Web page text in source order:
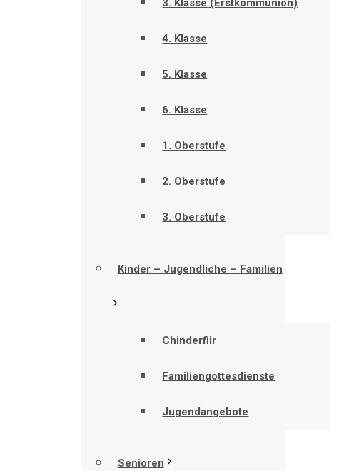
3. Klasse (Erstkommunion)
4. Klasse
5. Klasse
6. Klasse
1. Oberstufe
2. Oberstufe
3. Oberstufe
Kinder – Jugendliche – Familien
Chinderfiir
Familiengottesdienste
Jugendangebote
Senioren